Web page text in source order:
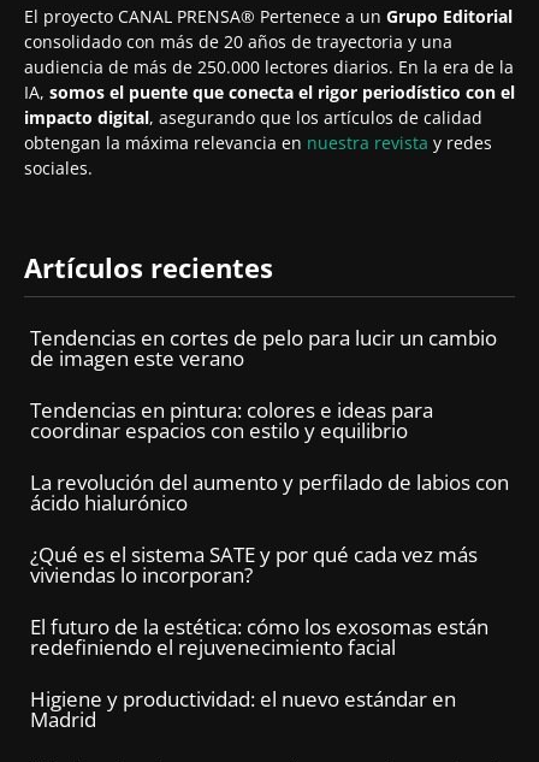
El proyecto CANAL PRENSA® Pertenece a un Grupo Editorial
consolidado con más de 20 años de trayectoria y una
audiencia de más de 250.000 lectores diarios. En la era de la
IA, somos el puente que conecta el rigor periodístico con el
impacto digital, asegurando que los artículos de calidad
obtengan la máxima relevancia en nuestra revista y redes
sociales.
Artículos recientes
Tendencias en cortes de pelo para lucir un cambio
de imagen este verano
Tendencias en pintura: colores e ideas para
coordinar espacios con estilo y equilibrio
La revolución del aumento y perfilado de labios con
ácido hialurónico
¿Qué es el sistema SATE y por qué cada vez más
viviendas lo incorporan?
El futuro de la estética: cómo los exosomas están
redefiniendo el rejuvenecimiento facial
Higiene y productividad: el nuevo estándar en
Madrid